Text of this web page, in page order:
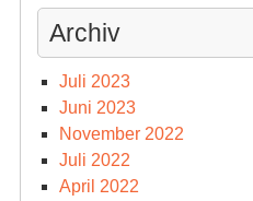
Archiv
Juli 2023
Juni 2023
November 2022
Juli 2022
April 2022